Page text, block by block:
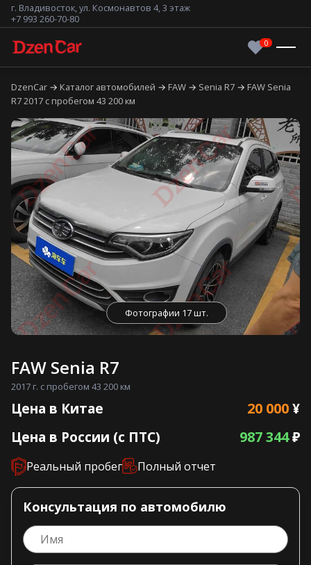
г. Владивосток, ул. Космонавтов 4, 3 этаж
+7 993 260-70-80
DzenCar Каталог автомобилей FAW Senia R7
FAW Senia
R7 2017 с пробегом 43 200 км
Фотографии 17 шт.
FAW Senia R7
2017 г. с пробегом 43 200 км
Цена в Китае 20 000¥
Цена в России (с ПТС)
987 344₽
Реальный пробег Полный отчет
Консультация по автомобилю